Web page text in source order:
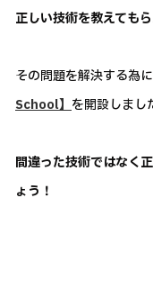
正しい技術を教えても
その問題を解決する為
School】 を開設しまし
間違った技術ではなく
ょう！